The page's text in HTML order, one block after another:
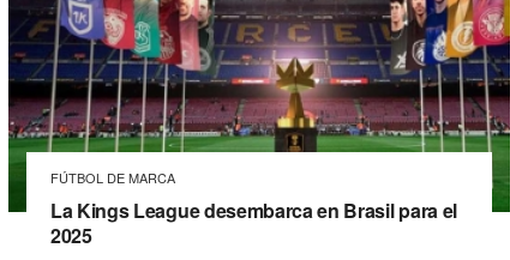
FÚTBOL DE MARCA
La Kings League desembarca en Brasil para el
2025